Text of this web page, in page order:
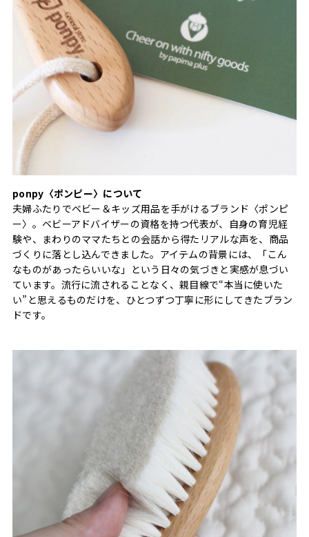
ponpy〈ポンピー〉について
夫婦ふたりでベビー＆キッズ用品を手がけるブランド〈ポンピ
ー〉。ベビーアドバイザーの資格を持つ代表が、自身の育児経
験や、まわりのママたちとの会話から得たリアルな声を、商品
づくりに落とし込んできました。アイテムの背景には、「こん
なものがあったらいいな」という日々の気づきと実感が息づい
ています。流行に流されることなく、親目線で“本当に使いた
い”と思えるものだけを、ひとつずつ丁寧に形にしてきたブラン
ドです。